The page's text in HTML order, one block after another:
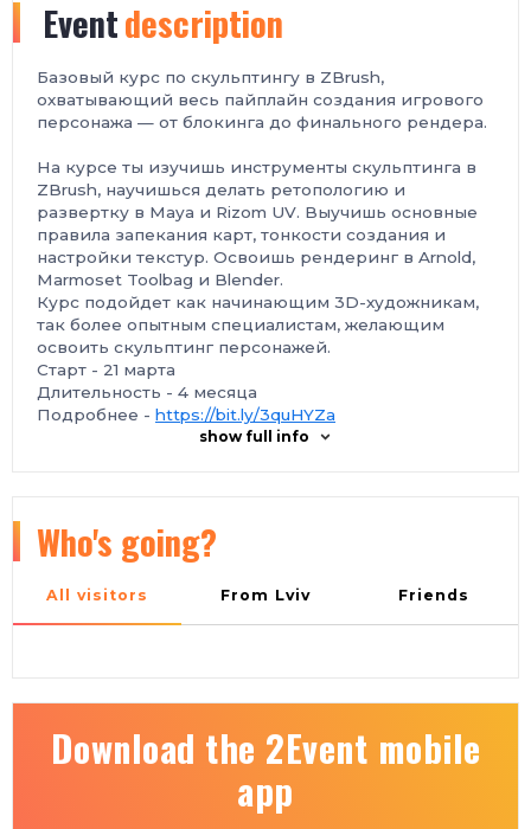
Eventdescription
Базовый курс по скульптингу в ZBrush,
охватывающий весь пайплайн создания игрового
персонажа — от блокинга до финального рендера.
На курсе ты изучишь инструменты скульптинга в
ZBrush, научишься делать ретопологию и
развертку в Maya и Rizom UV. Выучишь основные
правила запекания карт, тонкости создания и
настройки текстур. Освоишь рендеринг в Arnold,
Marmoset Toolbag и Blender.
Курс подойдет как начинающим 3D-художникам,
так более опытным специалистам, желающим
освоить скульптинг персонажей.
Старт - 21 марта
Длительность - 4 месяца
Подробнее - https://bit.ly/3quHYZa
show full info
Who's going?
All visitors From Lviv Friends
Download the 2Event mobile
app